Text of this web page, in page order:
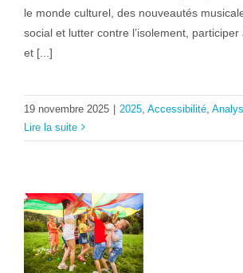
le monde culturel, des nouveautés
social et lutter contre l’isolement,
et [...]
19 novembre 2025 | 2025 Accessibilité
Lire la suite